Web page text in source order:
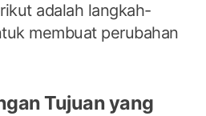
adalah langkah-
membuat perubahan
Tujuan yang